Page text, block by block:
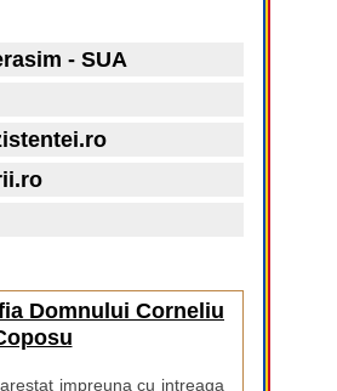
- SUA
Domnului Corneliu
impreuna cu intreaga